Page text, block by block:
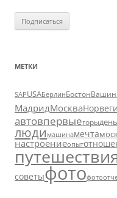
МЕТКИ
SAPUSAБерлинБостон
МадридМосква
автовпервыегоры
люди машинамечта
настроениеопыт
советыфото